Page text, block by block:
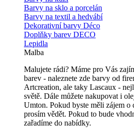
Barvy na sklo a porcelán
Barvy na textil a hedvábí
Dekorativní barvy Déco
Doplňky barev DECO
Lepidla
Malba
Malujete rádi? Máme pro Vás
barev - naleznete zde barvy od
Artcreation, ale taky Lascaux -
světě. Dále můžete nakupovat i
Umton. Pokud byste měli zájem o
prosím vědět. Pokud to bude
zařadíme do nabídky.